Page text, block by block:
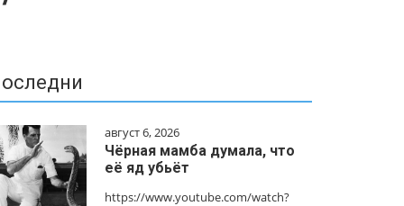
август 6, 2026
Чёрная мамба думала, что
её яд убьёт
https://www.youtube.com/watch?